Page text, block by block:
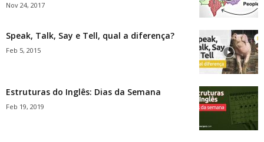
Nov 24, 2017
Speak, Talk, Say e Tell, qual a diferença?
Feb 5, 2015
Estruturas do Inglês: Dias da Semana
Feb 19, 2019